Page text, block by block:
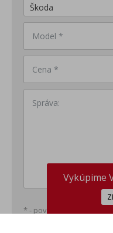
Vykúpime
Model *
Cena *
Správa:
* - povinná položka; ** -